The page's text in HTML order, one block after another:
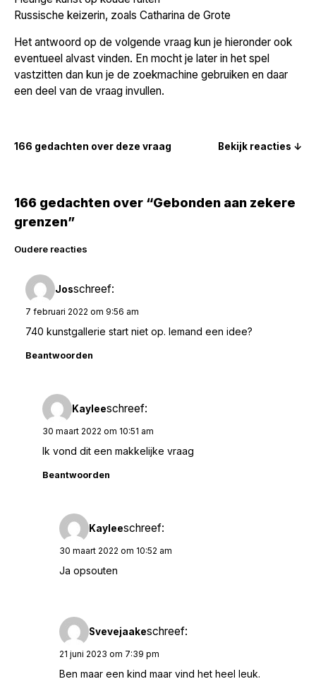
Russische keizerin, zoals Catharina de Grote
Het antwoord op de volgende vraag kun je hieronder ook
eventueel alvast vinden. En mocht je later in het spel
vastzitten dan kun je de zoekmachine gebruiken en daar
een deel van de vraag invullen.
166 gedachten over deze vraag Bekijk reacties ↓
166 gedachten over “Gebonden aan zekere
grenzen”
Reacties
navigatie
Oudere reacties
Josschreef:
7 februari 2022 om 9:56 am
740 kunstgallerie start niet op. Iemand een idee?
Beantwoorden
Kayleeschreef:
30 maart 2022 om 10:51 am
Ik vond dit een makkelijke vraag
Beantwoorden
Kayleeschreef:
30 maart 2022 om 10:52 am
Ja opsouten
Svevejaakeschreef:
21 juni 2023 om 7:39 pm
Ben maar een kind maar vind het heel leuk.